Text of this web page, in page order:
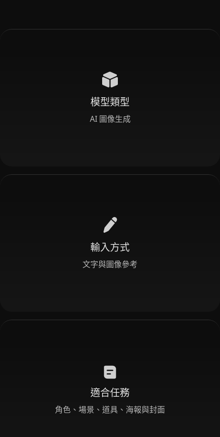
模型類型
AI 圖像生成
輸入方式
文字與圖像參考
適合任務
角色、場景、道具、海報與封面